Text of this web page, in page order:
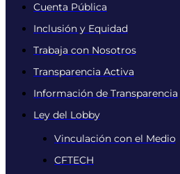
Cuenta Pública
Inclusión y Equidad
Trabaja con Nosotros
Transparencia Activa
Información de Transparencia
Ley del Lobby
Vinculación con el Medio
CFTECH